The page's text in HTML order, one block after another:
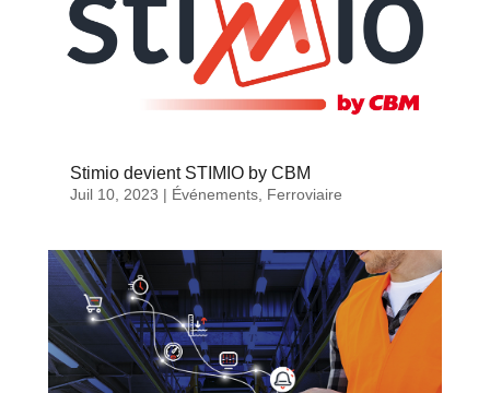
Stimio devient STIMIO by CBM
Juil 10, 2023 | Événements, Ferroviaire